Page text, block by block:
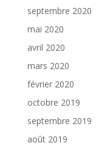
septembre 2020
mai 2020
avril 2020
mars 2020
février 2020
octobre 2019
septembre 2019
août 2019